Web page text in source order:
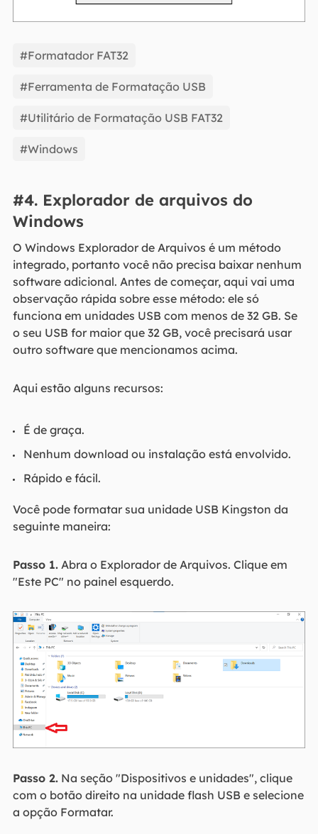
#Formatador FAT32
#Ferramenta de Formatação USB
#Utilitário de Formatação USB FAT32
#Windows
#4. Explorador de arquivos do
Windows
O Windows Explorador de Arquivos é um método
integrado, portanto você não precisa baixar nenhum
software adicional. Antes de começar, aqui vai uma
observação rápida sobre esse método: ele só
funciona em unidades USB com menos de 32 GB. Se
o seu USB for maior que 32 GB, você precisará usar
outro software que mencionamos acima.
Aqui estão alguns recursos:
É de graça.
Nenhum download ou instalação está envolvido.
Rápido e fácil.
Você pode formatar sua unidade USB Kingston da
seguinte maneira:
Passo 1.Abra o Explorador de Arquivos. Clique em
"Este PC" no painel esquerdo.
Passo 2.Na seção "Dispositivos e unidades", clique
com o botão direito na unidade flash USB e selecione
a opção Formatar.